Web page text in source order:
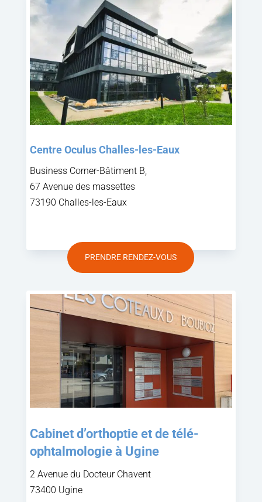
Centre Oculus Challes-les-Eaux
Business Corner-Bâtiment B,
67 Avenue des massettes
73190 Challes-les-Eaux
PRENDRE RENDEZ-VOUS
Cabinet d’orthoptie et de télé-
ophtalmologie à Ugine
2 Avenue du Docteur Chavent
73400 Ugine